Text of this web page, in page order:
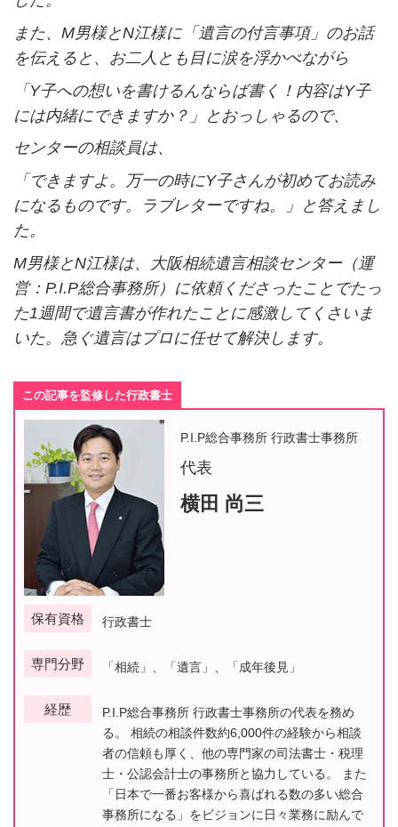
また、 M男様とN江様に「遺言の付言事項」のお話
を伝えると、お二人とも目に涙を浮かべながら
「 Y子への想いを書けるんならば書く！内容はY子
には内緒にできますか？」 とおっしゃるので、
センターの相談員は、
「できますよ。万一の時にY子さんが初めてお読み
になるものです。ラブレターですね。」と答えまし
た。
M男様とN江様は、大阪相続遺言相談センター（運
営：P.I.P総合事務所）に依頼くださったことでたっ
た1週間で遺言書が作れたことに感激してくさいま
いた。急ぐ遺言はプロに任せて解決します。
この記事を監修した行政書士
P.I.P総合事務所 行政書士事務所
代表
横田 尚三
保有資格 行政書士
専門分野 「相続」、「遺言」、「成年後見」
経歴
P.I.P総合事務所 行政書士事務所の代表を務め
る。 相続の相談件数約6,000件の経験から相談
者の信頼も厚く、他の専門家の司法書士・税理
士・公認会計士の事務所と協力している。 また
「日本で一番お客様から喜ばれる数の多い総合
事務所になる」をビジョンに日々業務に励んで